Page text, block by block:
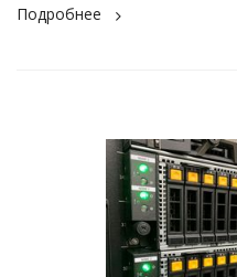
Подробнее